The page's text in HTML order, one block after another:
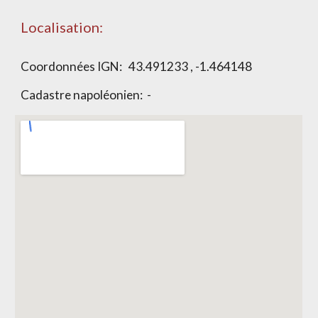
Localisation:
Coordonnées IGN:43.491233 , -1.464148
Cadastre napoléonien: -